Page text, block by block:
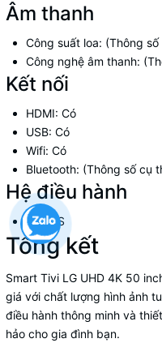
Âm thanh
Công suất loa: (Thông
Công nghệ âm thanh:
Kết nối
HDMI: Có
USB: Có
Wifi: Có
Bluetooth: (Thông số cụ
Hệ điều hành
webOS
Tổng kết
Smart Tivi LG UHD 4K 50
giá với chất lượng hình ảnh
điều hành thông minh và
hảo cho gia đình bạn.